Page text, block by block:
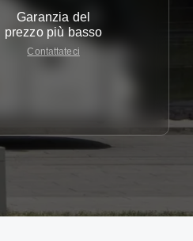
Garanzia del
prezzo più basso
Contattateci